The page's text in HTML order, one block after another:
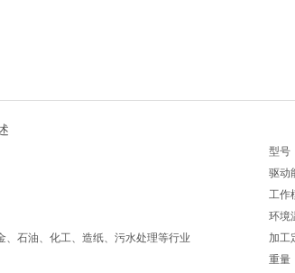
型号
驱动
工作
环境
、石油、化工、造纸、污水处理等行业 加工
重量